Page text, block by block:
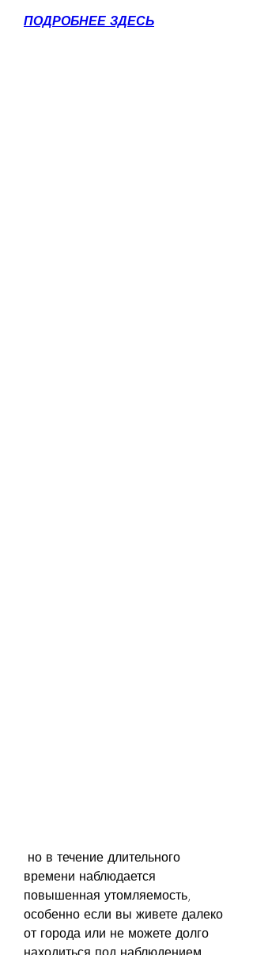
ПОДРОБНЕЕ ЗДЕСЬ
времени наблюдается
повышенная утомляемость,
особенно если вы живете далеко
от города или не можете долго
находиться под наблюдением